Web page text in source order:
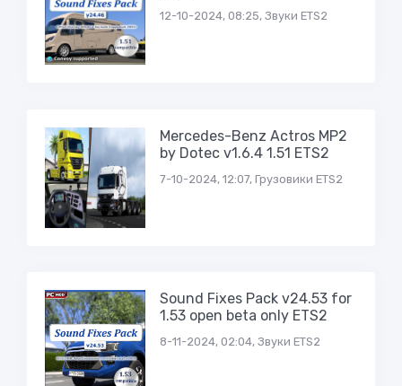
12-10-2024, 08:25, Звуки ETS2
Mercedes-Benz Actros MP2
by Dotec v1.6.4 1.51 ETS2
7-10-2024, 12:07, Грузовики ETS2
Sound Fixes Pack v24.53 for
1.53 open beta only ETS2
8-11-2024, 02:04, Звуки ETS2